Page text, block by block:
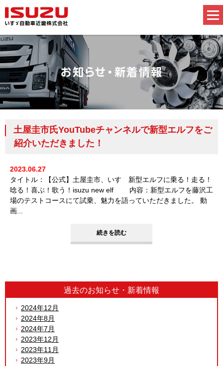
土屋圭市氏YouTubeチャンネルで新型エルフをご
紹介いただきました！
2023.06.27
タイトル：【公式】土屋圭市、いすゞ新型エルフに乗る！走る！
唸る！喜ぶ！歌う！isuzu new elf 内容：新型エルフを藤沢工
場のテストコースにて試乗、魅力を語っていただきました。 動
画...
続きを読む
過去のお知らせ・ 新着情報
2024年12月
2024年8月
2024年7月
2023年12月
2023年11月
2023年9月